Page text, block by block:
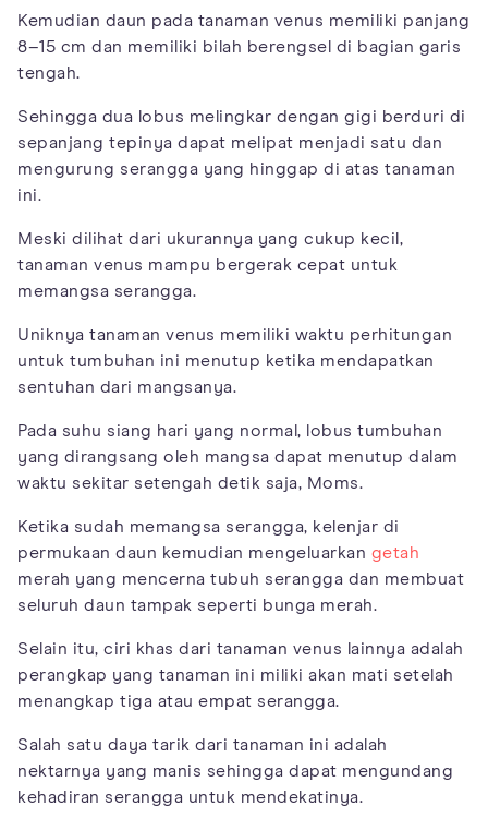
Kemudian daun pada tanaman venus memiliki panjang
8–15 cm dan memiliki bilah berengsel di bagian garis
tengah.
Sehingga dua lobus melingkar dengan gigi berduri di
sepanjang tepinya dapat melipat menjadi satu dan
mengurung serangga yang hinggap di atas tanaman
ini.
Meski dilihat dari ukurannya yang cukup kecil,
tanaman venus mampu bergerak cepat untuk
memangsa serangga.
Uniknya tanaman venus memiliki waktu perhitungan
untuk tumbuhan ini menutup ketika mendapatkan
sentuhan dari mangsanya.
Pada suhu siang hari yang normal, lobus tumbuhan
yang dirangsang oleh mangsa dapat menutup dalam
waktu sekitar setengah detik saja, Moms.
Ketika sudah memangsa serangga, kelenjar di
permukaan daun kemudian mengeluarkan getah
merah yang mencerna tubuh serangga dan membuat
seluruh daun tampak seperti bunga merah.
Selain itu, ciri khas dari tanaman venus lainnya adalah
perangkap yang tanaman ini miliki akan mati setelah
menangkap tiga atau empat serangga.
Salah satu daya tarik dari tanaman ini adalah
nektarnya yang manis sehingga dapat mengundang
kehadiran serangga untuk mendekatinya.